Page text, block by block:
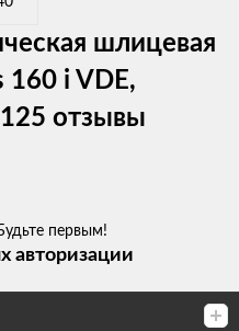
шлицевая
160 i VDE,
отзывы
первым!
авторизации